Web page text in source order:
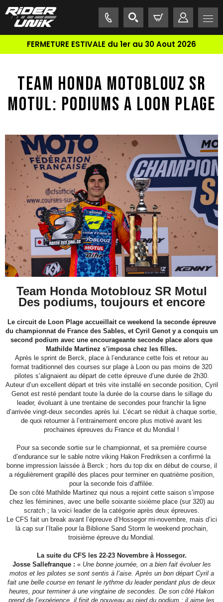
FERMETURE ESTIVALE du 1er au 30 Aout 2026
TEAM HONDA MOTOBLOUZ SR
MOTUL: PODIUMS A LOON PLAGE
Team Honda Motoblouz SR Motul
Des podiums, toujours et encore
Le circuit de Loon Plage accueillait ce weekend la seconde épreuve
du championnat de France des Sables, et Cyril Genot y a conquis un
second podium avec une encourageante seconde place alors que
Mathilde Martinez s’imposa chez les filles.
Après le sprint de Berck, place à l’endurance cette fois et retour au
format traditionnel des courses sur plage à Loon ou pas moins de 320
pilotes s’alignaient au départ de cette épreuve d’une durée de 2h30.
Auteur d’un excellent départ et très vite installé en seconde position, Cyril
Genot est resté pendant toute la durée de la course dans le sillage du
leader, évoluant à une trentaine de secondes pour franchir la ligne
d’arrivée vingt-deux secondes après lui. L’écart se réduit à chaque sortie,
de quoi retourner à l’entrainement encore plus motivé avant les
prochaines épreuves du France et du Mondial !
Pour sa seconde sortie sur le championnat, et sa première course
d’endurance sur le sable notre viking Hakon Fredriksen a confirmé la
bonne impression laissée à Berck ; hors du top dix en début de course, il
a régulièrement grapillé des places pour terminer en quatrième position,
pour la seconde fois d’affilée.
De son côté Mathilde Martinez qui nous a rejoint cette saison s’impose
chez les féminines, avec une belle soixante sixième place (sur 320) au
scratch ; la voici leader de la catégorie après deux épreuves.
Le CFS fait un break avant l’épreuve d’Hossegor mi-novembre, mais d’ici
là cap sur l’Italie pour la Biblione Sand Storm le weekend prochain,
troisième épreuve du Mondial.
La suite du CFS les 22-23 Novembre à Hossegor.
Josse Sallefranque : « Une bonne journée, on a bien fait évoluer les
motos et les pilotes se sont sentis à l’aise. Après un bon départ Cyril a
fait une belle course en tenant le rythme du leader pendant plus de deux
heures, pour terminer à une vingtaine de secondes. De son côté Hakon
prend de l’expérience, il finit de nouveau au pied du podium ; il aime les